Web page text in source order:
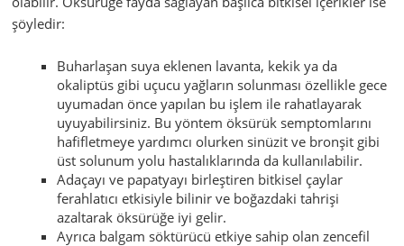
şöyledir:
Buharlaşan suya eklenen lavanta, kekik ya da
okaliptüs gibi uçucu yağların solunması özellikle gece
uyumadan önce yapılan bu işlem ile rahatlayarak
uyuyabilirsiniz. Bu yöntem öksürük semptomlarını
hafifletmeye yardımcı olurken sinüzit ve bronşit gibi
üst solunum yolu hastalıklarında da kullanılabilir.
Adaçayı ve papatyayı birleştiren bitkisel çaylar
ferahlatıcı etkisiyle bilinir ve boğazdaki tahrişi
azaltarak öksürüğe iyi gelir.
Ayrıca balgam söktürücü etkiye sahip olan zencefil